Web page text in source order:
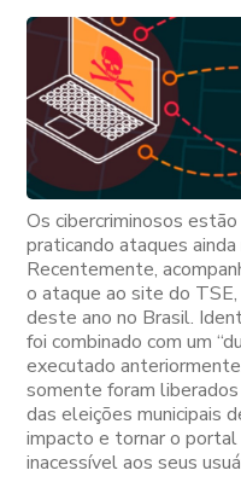
Os cibercriminosos
praticando ataques
Recentemente,
o ataque ao site do
deste ano no Brasil.
foi combinado com um
executado
somente foram
das eleições municipais
impacto e tornar o
inacessível aos seus